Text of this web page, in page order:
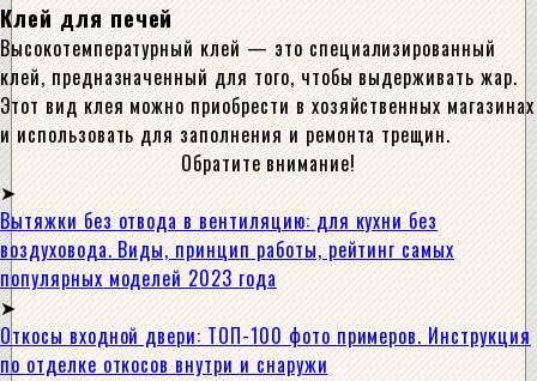
Клей для печей
Высокотемпературный клей — это специализированный
клей, предназначенный для того, чтобы выдерживать жар.
Этот вид клея можно приобрести в хозяйственных магазинах
и использовать для заполнения и ремонта трещин.
Обратите внимание!
Вытяжки без отвода в вентиляцию: для кухни без
воздуховода. Виды, принцип работы, рейтинг самых
популярных моделей 2023 года
Откосы входной двери: ТОП-100 фото примеров. Инструкция
по отделке откосов внутри и снаружи